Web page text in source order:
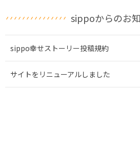
sippoからのお
sippo幸せストーリー投稿規約
サイトをリニューアルしました